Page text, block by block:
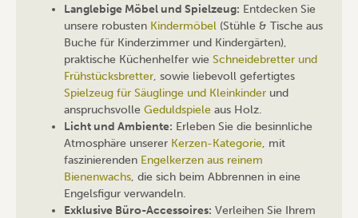
Langlebige Möbel und Spielzeug: Entdecken Sie
unsere robusten Kindermöbel (Stühle & Tische aus
Buche für Kinderzimmer und Kindergärten),
praktische Küchenhelfer wie Schneidebretter und
Frühstücksbretter, sowie liebevoll gefertigtes
Spielzeug für Säuglinge und Kleinkinder und
anspruchsvolle Geduldspiele aus Holz.
Licht und Ambiente: Erleben Sie die besinnliche
Atmosphäre unserer Kerzen-Kategorie, mit
faszinierenden Engelkerzen aus reinem
Bienenwachs, die sich beim Abbrennen in eine
Engelsfigur verwandeln.
Exklusive Büro-Accessoires: Verleihen Sie Ihrem